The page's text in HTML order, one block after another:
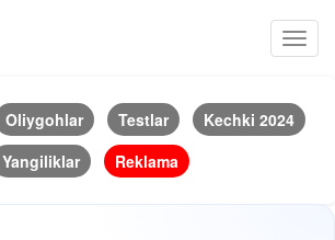
Oliygohlar Testlar
Kechki 2024
Yangiliklar
Reklama